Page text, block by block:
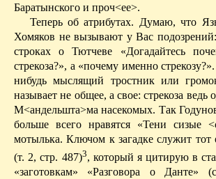
Баратынского и проч<ее>.
Теперь об атрибутах. Думаю, что
Хомяков не вызывают у Вас
строках о Тютчеве «Догадайтесь
стрекоза?», а «почему именно
нибудь мыслящий тростник или
называет не общее, а свое: стрекоза
М<андельшта>ма насекомых. Так
больше всего нравятся «Тени сизые
мотылька. Ключом к загадке служит
(т. 2, стр. 487)3, который я цитирую в
«заготовкам» «Разговора о